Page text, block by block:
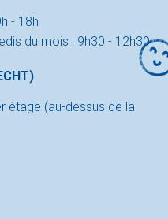
- 18h
du mois : 9h30 - 12h30
étage (au-dessus de la